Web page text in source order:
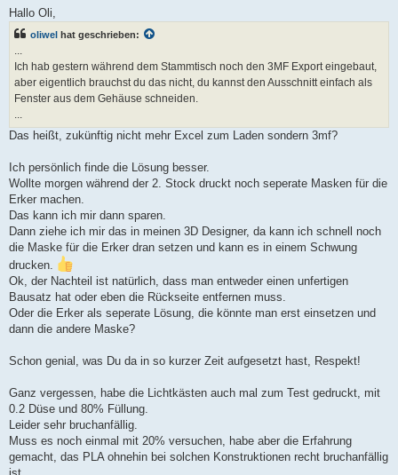
i
t
r
Hallo Oli,
oliwel hat geschrieben:
...
Ich hab gestern während dem Stammtisch noch den 3MF Export eingebaut,
aber eigentlich brauchst du das nicht, du kannst den Ausschnitt einfach als
Fenster aus dem Gehäuse schneiden.
...
Das heißt, zukünftig nicht mehr Excel zum Laden sondern 3mf?
Ich persönlich finde die Lösung besser.
Wollte morgen während der 2. Stock druckt noch seperate Masken für die
Erker machen.
Das kann ich mir dann sparen.
Dann ziehe ich mir das in meinen 3D Designer, da kann ich schnell noch
die Maske für die Erker dran setzen und kann es in einem Schwung
drucken.
Ok, der Nachteil ist natürlich, dass man entweder einen unfertigen
Bausatz hat oder eben die Rückseite entfernen muss.
Oder die Erker als seperate Lösung, die könnte man erst einsetzen und
dann die andere Maske?
Schon genial, was Du da in so kurzer Zeit aufgesetzt hast, Respekt!
Ganz vergessen, habe die Lichtkästen auch mal zum Test gedruckt, mit
0.2 Düse und 80% Füllung.
Leider sehr bruchanfällig.
Muss es noch einmal mit 20% versuchen, habe aber die Erfahrung
gemacht, das PLA ohnehin bei solchen Konstruktionen recht bruchanfällig